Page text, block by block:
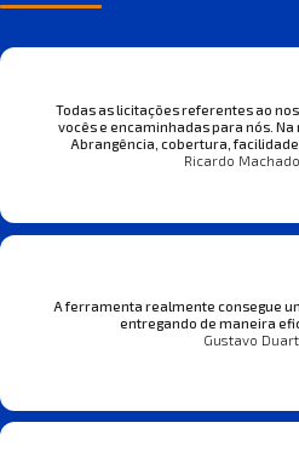
Todas as licitações referentes ao
vocês e encaminhadas para nós.
Abrangência, cobertura,
Ricardo
A ferramenta realmente consegue
entregando de maneira
Gustavo